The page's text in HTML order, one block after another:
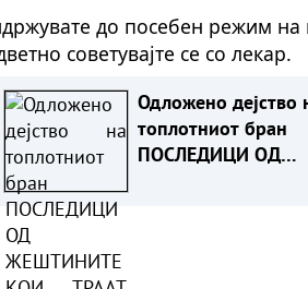
до посебен режим на
советувајте се со лекар.
Одложено дејство
топлотниот бран
ПОСЛЕДИЦИ ОД